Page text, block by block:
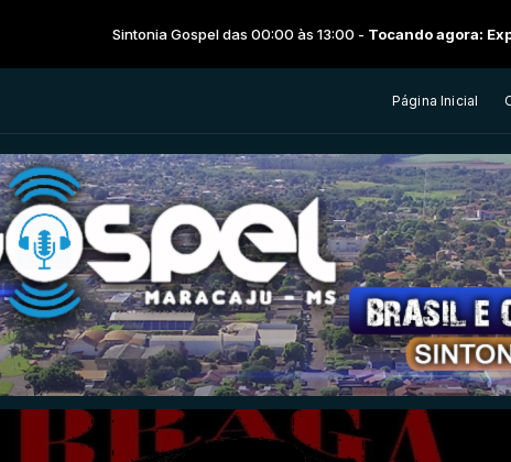
Sintonia Gospel das 00:00 às 13:00 - Tocando agora: Explosão gospel -
Página Inicial